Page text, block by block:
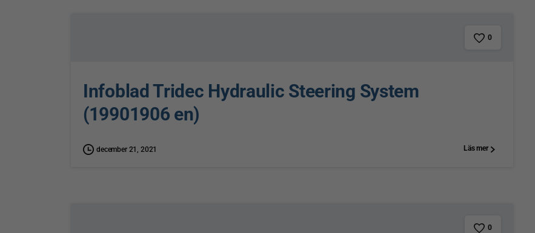
0
Infoblad Tridec Hydraulic Steering System
(19901906 en)
december 21, 2021 Läs mer
0